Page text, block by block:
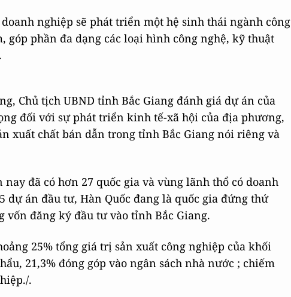
nghiệp sẽ phát triển một hệ sinh thái ngành công
góp phần đa dạng các loại hình công nghệ, kỹ thuật
Chủ tịch UBND tỉnh Bắc Giang đánh giá dự án của
đối với sự phát triển kinh tế-xã hội của địa phương,
xuất chất bán dẫn trong tỉnh Bắc Giang nói riêng và
đã có hơn 27 quốc gia và vùng lãnh thổ có doanh
dự án đầu tư, Hàn Quốc đang là quốc gia đứng thứ
đăng ký đầu tư vào tỉnh Bắc Giang.
25% tổng giá trị sản xuất công nghiệp của khối
21,3% đóng góp vào ngân sách nhà nước ; chiếm
.